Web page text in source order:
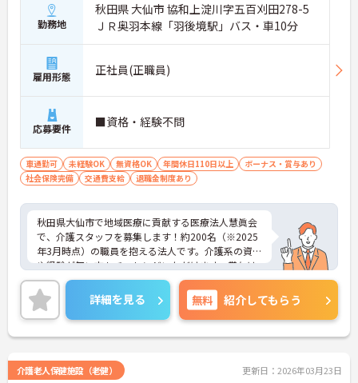
勤務地
秋田県 大仙市 協和上淀川字五百刈田278-5
ＪＲ奥羽本線「羽後境駅」バス・車10分
雇用形態 正社員(正職員)
応募要件 ■資格・経験不問
車通勤可 未経験OK 無資格OK 年間休日110日以上
ボーナス・賞与あり
社会保険完備
交通費支給 退職金制度あり
秋田県大仙市で地域医療に貢献する医療法人慧眞会
で、介護スタッフを募集します！約200名（※2025
年3月時点）の職員を抱える法人です。介護系の資格
や経験が無い方もチャレンジいただけます。賞与は
3.8ヶ月分の支給実績あがり、モチベーションにもつ
ながります。年間休日は120日と多く、ワークライ
フバランスを重視した働き方も叶います。ご興味の
ある方には、面接対策ポイントなど、さらに詳細を
お話ししますのでお気軽にご相談ください！
詳細を見る 無料 紹介してもらう
介護老人保健施設（老健） 更新日：2026年03月23日